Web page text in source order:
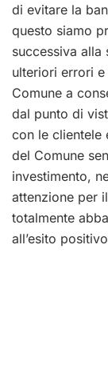
di evitare la
questo siamo
successiva alla
ulteriori errori
Comune a
dal punto di
con le clientele
del Comune
investimento,
attenzione per
totalmente
all’esito